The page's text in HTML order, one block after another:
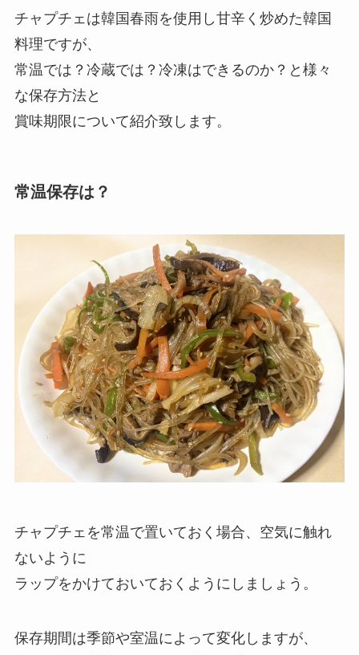
チャプチェは韓国春雨を使用し甘辛く炒めた韓国
料理ですが、
常温では？冷蔵では？冷凍はできるのか？と様々
な保存方法と
賞味期限について紹介致します。
常温保存は？
チャプチェを常温で置いておく場合、空気に触れ
ないように
ラップをかけておいておくようにしましょう。
保存期間は季節や室温によって変化しますが、